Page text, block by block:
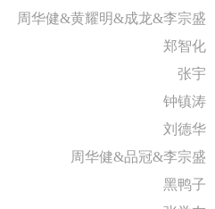
周华健&黄耀明&成龙&李宗盛
郑智化
张宇
钟镇涛
刘德华
周华健&品冠&李宗盛
黑鸭子